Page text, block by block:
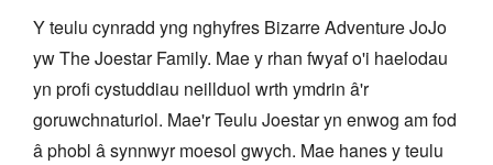
Y teulu cynradd yng nghyfres Bizarre Adventure JoJo
yw The Joestar Family. Mae y rhan fwyaf o'i haelodau
yn profi cystuddiau neillduol wrth ymdrin â'r
goruwchnaturiol. Mae'r Teulu Joestar yn enwog am fod
â phobl â synnwyr moesol gwych. Mae hanes y teulu